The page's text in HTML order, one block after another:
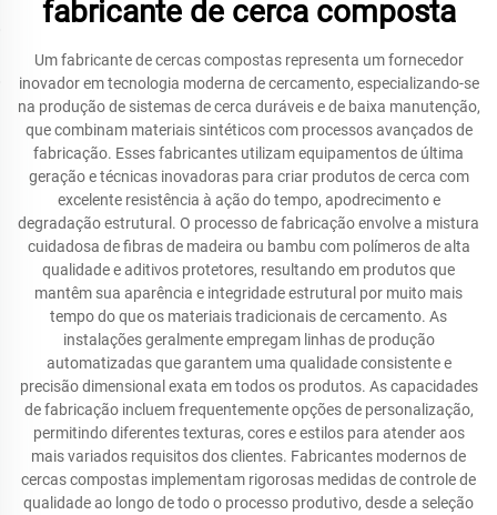
fabricante de cerca composta
Um fabricante de cercas compostas representa um fornecedor
inovador em tecnologia moderna de cercamento, especializando-se
na produção de sistemas de cerca duráveis e de baixa manutenção,
que combinam materiais sintéticos com processos avançados de
fabricação. Esses fabricantes utilizam equipamentos de última
geração e técnicas inovadoras para criar produtos de cerca com
excelente resistência à ação do tempo, apodrecimento e
degradação estrutural. O processo de fabricação envolve a mistura
cuidadosa de fibras de madeira ou bambu com polímeros de alta
qualidade e aditivos protetores, resultando em produtos que
mantêm sua aparência e integridade estrutural por muito mais
tempo do que os materiais tradicionais de cercamento. As
instalações geralmente empregam linhas de produção
automatizadas que garantem uma qualidade consistente e
precisão dimensional exata em todos os produtos. As capacidades
de fabricação incluem frequentemente opções de personalização,
permitindo diferentes texturas, cores e estilos para atender aos
mais variados requisitos dos clientes. Fabricantes modernos de
cercas compostas implementam rigorosas medidas de controle de
qualidade ao longo de todo o processo produtivo, desde a seleção